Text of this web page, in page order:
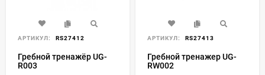
АРТИКУЛ: RS27412
Гребной тренажёр UG-
R003
АРТИКУЛ: RS27413
Гребной тренажер UG-
RW002